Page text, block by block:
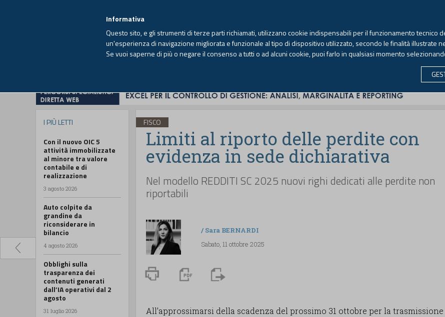
Giovedì, 6 agosto 2026 -Aggiornato alle 6.00
I PIÙ LETTI
Con il nuovo OIC 5
attività immobilizzate
al minore tra valore
contabile e di
realizzazione
3 agosto 2026
Auto colpite da
grandine da
riconsiderare in
bilancio
4 agosto 2026
Obblighi sulla
trasparenza dei
contenuti generati
dall’IA operativi dal 2
agosto
31 luglio 2026
FISCO
Limiti al riporto delle perdite con
evidenza in sede dichiarativa
Nel modello REDDITI SC 2025 nuovi righi dedicati alle perdite non
riportabili
/ Sara BERNARDI
Sabato, 11 ottobre 2025
All’approssimarsi della scadenza del prossimo 31 ottobre per la trasmissione
Informativa
Questo sito, e gli strumenti di terze parti richiamati, utilizzano cookie indispensabili per il funzionamento tecnico
un'esperienza di navigazione migliorata e funzionale al tipo di dispositivo utilizzato, secondo le finalità illustrate
Se vuoi saperne di più o negare il consenso a tutti o ad alcuni cookie, puoi farlo in qualsiasi momento